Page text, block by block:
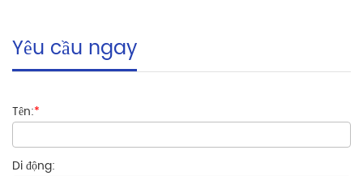
Yêu cầu ngay
Tên:*
Di động: